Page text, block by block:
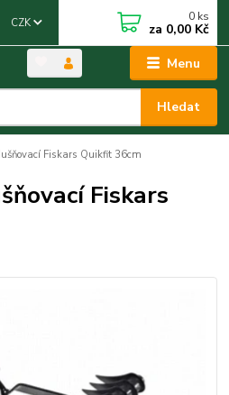
Menu
CZK
Hledat
0 ks
za 0,00 Kč
Fiskars Quikfit 36cm
Fiskars